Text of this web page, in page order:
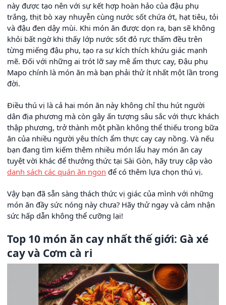
này được tạo nên với sự kết hợp hoàn hảo của đậu phụ
trắng, thịt bò xay nhuyễn cùng nước sốt chứa ớt, hạt tiêu, tỏi
và đậu đen dậy mùi. Khi món ăn được dọn ra, bạn sẽ không
khỏi bất ngờ khi thấy lớp nước sốt đỏ rực thấm đều trên
từng miếng đậu phụ, tạo ra sự kích thích khứu giác mạnh
mẽ. Đối với những ai trót lỡ say mê ẩm thực cay, Đậu phụ
Mapo chính là món ăn mà bạn phải thử ít nhất một lần trong
đời.
Điều thú vị là cả hai món ăn này không chỉ thu hút người
dân địa phương mà còn gây ấn tượng sâu sắc với thực khách
thập phương, trở thành một phần không thể thiếu trong bữa
ăn của nhiều người yêu thích ẩm thực cay cay nồng. Và nếu
bạn đang tìm kiếm thêm nhiều món lẩu hay món ăn cay
tuyệt vời khác để thưởng thức tại Sài Gòn, hãy truy cập vào
danh sách các quán ăn ngon để có thêm lựa chọn thú vị.
Vậy bạn đã sẵn sàng thách thức vị giác của mình với những
món ăn đầy sức nóng này chưa? Hãy thử ngay và cảm nhận
sức hấp dẫn không thể cưỡng lại!
Top 10 món ăn cay nhất thế giới: Gà xé
cay và Cơm cà ri